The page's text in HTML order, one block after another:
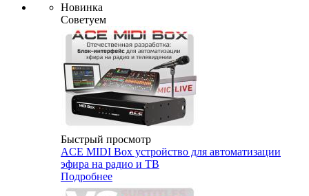
Новинка
Советуем
Быстрый просмотр
ACE MIDI Box устройство для автоматизации
эфира на радио и ТВ
Подробнее